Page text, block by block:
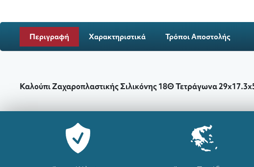
Περιγραφή Χαρακτηριστικά Τρόποι Αποστολής
Καλούπι Ζαχαροπλαστικής Σιλικόνης 18Θ Τετράγωνα